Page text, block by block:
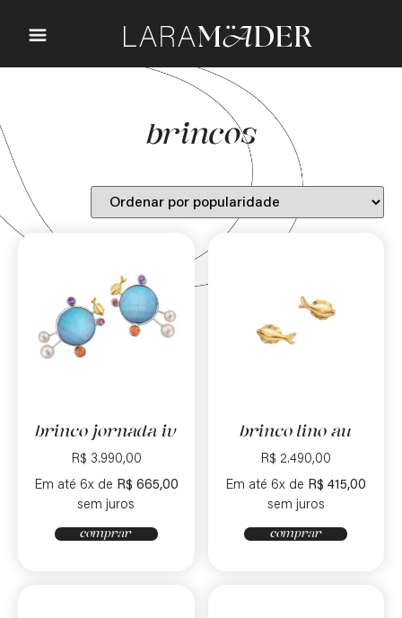
brincos
brinco jornada iv
R$ 3.990,00
Em até 6x de R$ 665,00
sem juros
comprar
brinco lino au
R$ 2.490,00
Em até 6x de R$ 415,00
sem juros
comprar